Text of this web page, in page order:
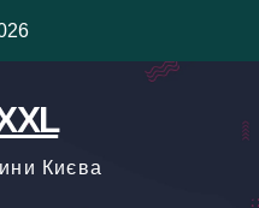
Києва